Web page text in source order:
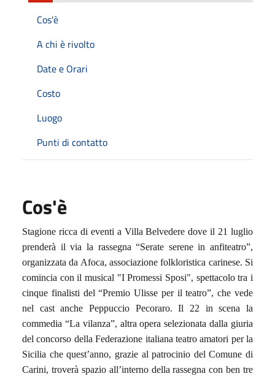
Cos'è
A chi è rivolto
Date e Orari
Costo
Luogo
Punti di contatto
Cos'è
Stagione ricca di eventi a Villa Belvedere dove il 21 luglio
prenderà il via la rassegna “Serate serene in anfiteatro”,
organizzata da Afoca, associazione folkloristica carinese. Si
comincia con il musical "I Promessi Sposi", spettacolo tra i
cinque finalisti del “Premio Ulisse per il teatro”, che vede
nel cast anche Peppuccio Pecoraro. Il 22 in scena la
commedia “La vilanza”, altra opera selezionata dalla giuria
del concorso della Federazione italiana teatro amatori per la
Sicilia che quest’anno, grazie al patrocinio del Comune di
Carini, troverà spazio all’interno della rassegna con ben tre